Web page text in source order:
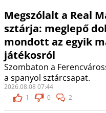
Megszólalt a Real
sztárja: meglepő
mondott az egyik
játékosról
Szombaton a
a spanyol sztárcsapat.
2026.08.08 07:44
1
0 2